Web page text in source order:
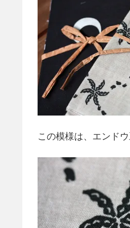
この模様は、エンド